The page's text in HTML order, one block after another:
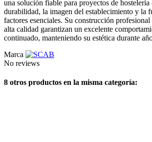
una solución fiable para proyectos de hostelería
durabilidad, la imagen del establecimiento y la
factores esenciales. Su construcción profesional
alta calidad garantizan un excelente
continuado, manteniendo su estética durante
Marca
No reviews
8 otros productos en la misma categoría: